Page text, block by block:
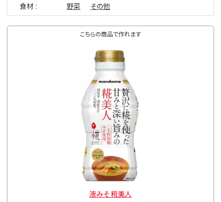
食材
野菜 その他
こちらの商品で作れます
液みそ 糀美人